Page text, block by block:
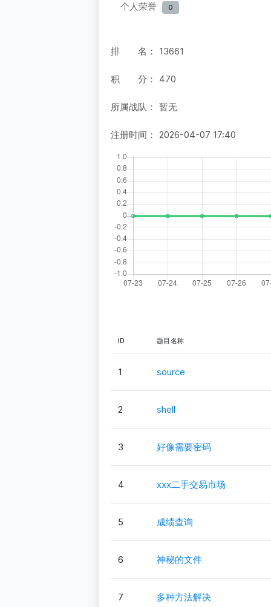
个人荣誉 0
排 名： 13661
积 分： 470
所属战队： 暂无
注册时间： 2026-04-07 17:40
ID 题目名称
1 source
2 shell
3 好像需要密码
4 xxx二手交易市场
5 成绩查询
6 神秘的文件
7 多种方法解决